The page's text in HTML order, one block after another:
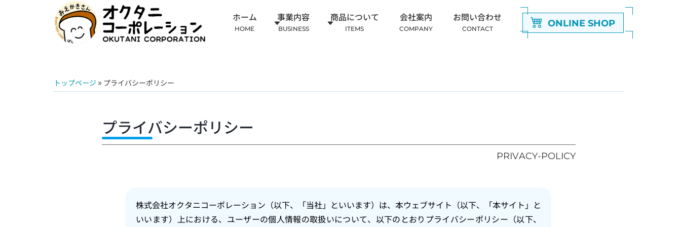
ホーム
HOME
事業内容
BUSINESS
商品について
ITEMS
会社案内
COMPANY
お問い合わせ
CONTACT ONLINE SHOP
トップページ » プライバシーポリシー
プライバシーポリシー
PRIVACY-POLICY
株式会社オクタニコーポレーション（以下、「当社」といいます）は、本ウェブサイト（以下、「本サイト」と
いいます）上における、ユーザーの個人情報の取扱いについて、以下のとおりプライバシーポリシー（以下、